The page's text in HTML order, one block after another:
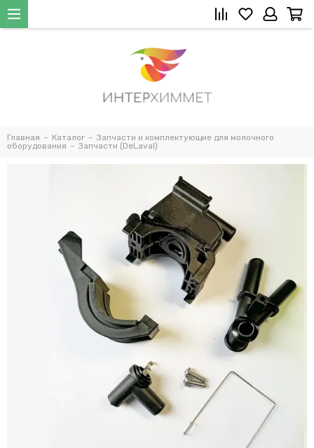
Главная Каталог
Запчасти и комплектующие для молочного
оборудования
Запчасти (DeLaval)